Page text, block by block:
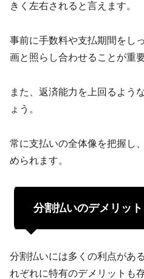
きく左右されると言えます。
事前に手数料や支払期間をし
画と照らし合わせることが重要
また、返済能力を上回るよう
ょう。
常に支払いの全体像を把握し
められます。
分割払いのデメリッ
分割払いには多くの利点があ
れぞれに特有のデメリットも